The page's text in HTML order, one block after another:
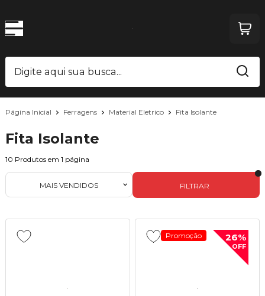
Página Inicial Ferragens Material Eletrico Fita Isolante
Fita Isolante
10 Produtos em 1 página
FILTRAR
MAIS VENDIDOS
Promoção 26%
OFF